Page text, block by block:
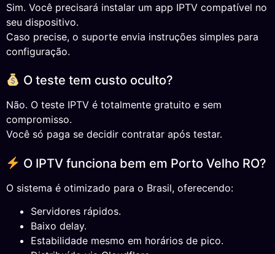
Sim. Você precisará instalar um app IPTV compatível no
seu dispositivo.
Caso precise, o suporte envia instruções simples para
configuração.
O teste tem custo oculto?
Não. O teste IPTV é totalmente gratuito e sem
compromisso.
Você só paga se decidir contratar após testar.
O IPTV funciona bem em Porto Velho RO?
O sistema é otimizado para o Brasil, oferecendo:
Servidores rápidos.
Baixo delay.
Estabilidade mesmo em horários de pico.